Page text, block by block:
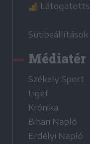
Sütibeállítások
Médiatér
Székely Sport
Liget
Krónika
Bihari Napló
Erdélyi Napló